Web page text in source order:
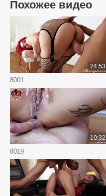
Похожее видео
8001
24:53
8019
10:32